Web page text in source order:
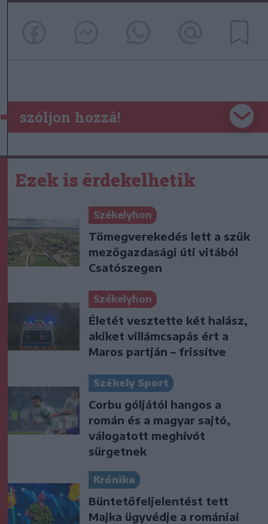
szóljon hozzá!
Ezek is érdekelhetik
Székelyhon
Tömegverekedés lett a szűk
mezőgazdasági úti vitából
Csatószegen
Székelyhon
Életét vesztette két halász,
akiket villámcsapás ért a
Maros partján – frissítve
Székely Sport
Corbu góljától hangos a
román és a magyar sajtó,
válogatott meghívót
sürgetnek
Krónika
Büntetőfeljelentést tett
Majka ügyvédje a romániai